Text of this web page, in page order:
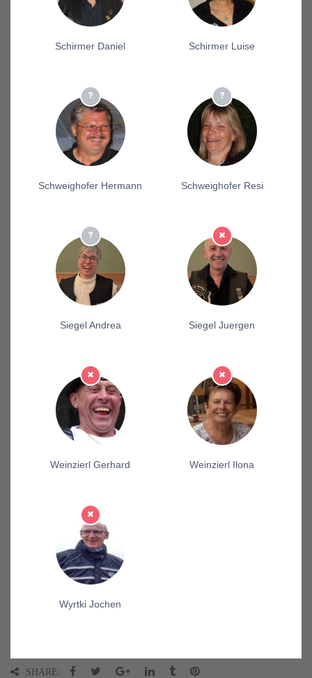
Schirmer Daniel Schirmer Luise
Schweighofer Hermann Schweighofer Resi
Siegel Andrea Siegel Juergen
Weinzierl Gerhard Weinzierl Ilona
Wyrtki Jochen
SHARE: